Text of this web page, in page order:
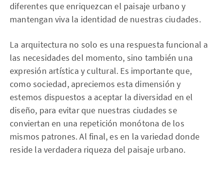
diferentes que enriquezcan el paisaje urbano y
mantengan viva la identidad de nuestras ciudades.
La arquitectura no solo es una respuesta funcional a
las necesidades del momento, sino también una
expresión artística y cultural. Es importante que,
como sociedad, apreciemos esta dimensión y
estemos dispuestos a aceptar la diversidad en el
diseño, para evitar que nuestras ciudades se
conviertan en una repetición monótona de los
mismos patrones. Al final, es en la variedad donde
reside la verdadera riqueza del paisaje urbano.